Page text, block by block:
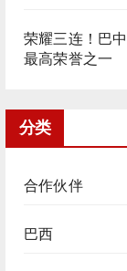
荣耀三连！巴
最高荣誉之一
分类
合作伙伴
巴西